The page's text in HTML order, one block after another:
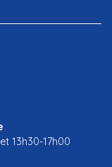
13h30-17h00